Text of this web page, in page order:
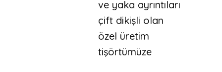
ve yaka ayrıntıları
çift dikişli olan
özel üretim
tişörtümüze